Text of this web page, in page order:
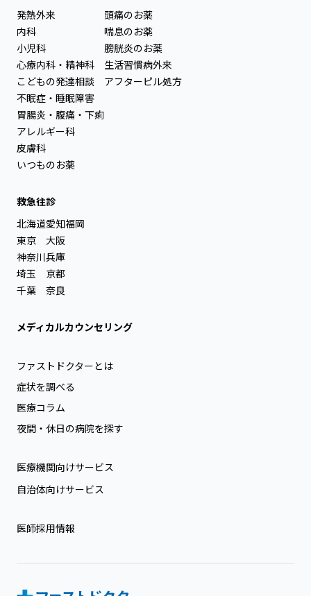
発熱外来
内科
小児科
心療内科・精神科
こどもの発達相談
不眠症・睡眠障害
胃腸炎・腹痛・下痢
アレルギー科
皮膚科
いつものお薬
頭痛のお薬
喘息のお薬
膀胱炎のお薬
生活習慣病外来
アフターピル処方
救急往診
北海道
東京
神奈川
埼玉
千葉
愛知
大阪
兵庫
京都
奈良
福岡
メディカルカウンセリング
ファストドクターとは
症状を調べる
医療コラム
夜間・休日の病院を探す
医療機関向けサービス
自治体向けサービス
医師採用情報